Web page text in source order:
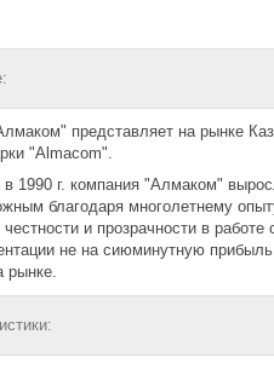
представляет на рынке
"Almacom".
1990 г. компания "Алмаком"
благодаря многолетнему
и прозрачности в
не на сиюминутную
рынке.